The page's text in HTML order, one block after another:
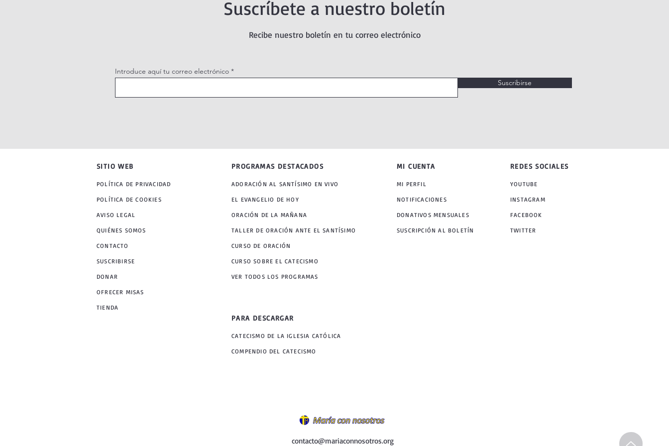
Suscríbete a nuestro boletín
Recibe nuestro boletín en tu correo electrónico
Introduce aquí tu correo electrónico
Suscribirse
SITIO WEB
POLÍTICA DE PRIVACIDAD
POLÍTICA DE COOKIES
AVISO LEGAL
QUIÉNES SOMOS
CONTACTO
SUSCRIBIRSE
DONAR
PROGRAMAS DESTACADOS
ADORACIÓN AL SANTÍSIMO EN VIVO
EL EVANGELIO DE HOY
ORACIÓN DE LA MAÑANA
TALLER DE ORACIÓN ANTE EL SANTÍSIMO
MI CUENTA
MI PERFIL
NOTIFICACIONES
DONATIVOS MENSUALES
SUSCRIPCIÓN AL BOLETÍN
REDES SOCIALES
YOUTUBE
INSTAGRAM
FACEBOOK
TWITTER
CURSO DE ORACIÓN
CURSO SOBRE EL CATECISMO
VER TODOS LOS PROGRAMAS
OFRECER MISAS
TIENDA
PARA DESCARGAR
CATECISMO DE LA IGLESIA CATÓLICA
COMPENDIO DEL CATECISMO
contacto@mariaconnosotros.org